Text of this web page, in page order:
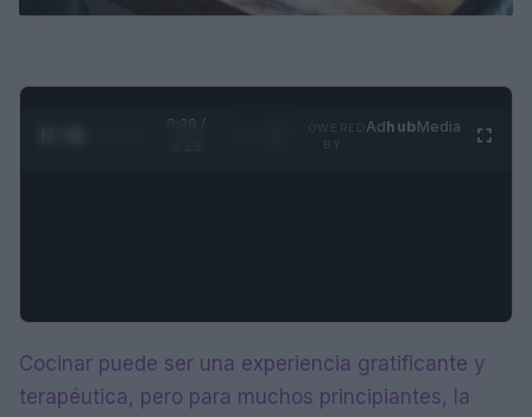
0:29 /
AdhubMedia
Cocinar puede ser una experiencia gratificante y
terapéutica, pero para muchos principiantes, la